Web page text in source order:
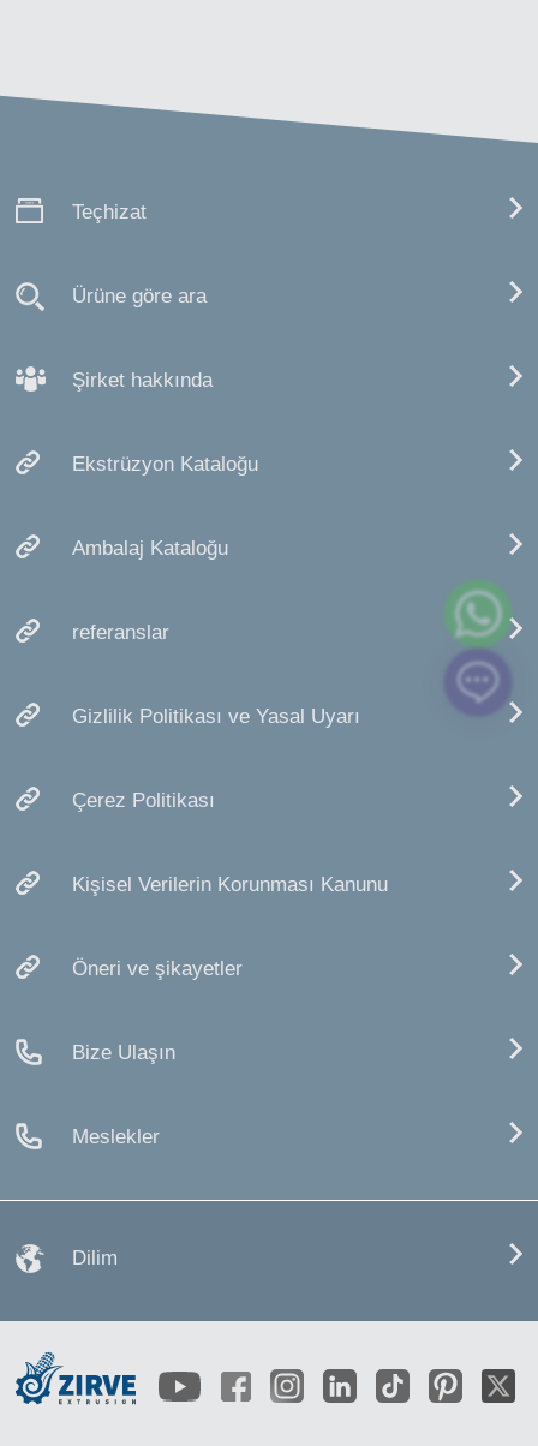
Teçhizat
Ürüne göre ara
Şirket hakkında
Ekstrüzyon Kataloğu
Ambalaj Kataloğu
referanslar
Gizlilik Politikası ve Yasal Uyarı
Çerez Politikası
Kişisel Verilerin Korunması Kanunu
Öneri ve şikayetler
Bize Ulaşın
Meslekler
Dilim